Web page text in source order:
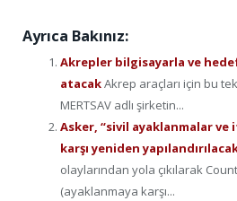
Ayrıca Bakınız:
Akrepler bilgisayarla ve
atacakAkrep araçları için bu
MERTSAV adlı şirketin...
Asker, “sivil ayaklanmalar
karşı yeniden
olaylarından yola çıkılarak
(ayaklanmaya karşı...